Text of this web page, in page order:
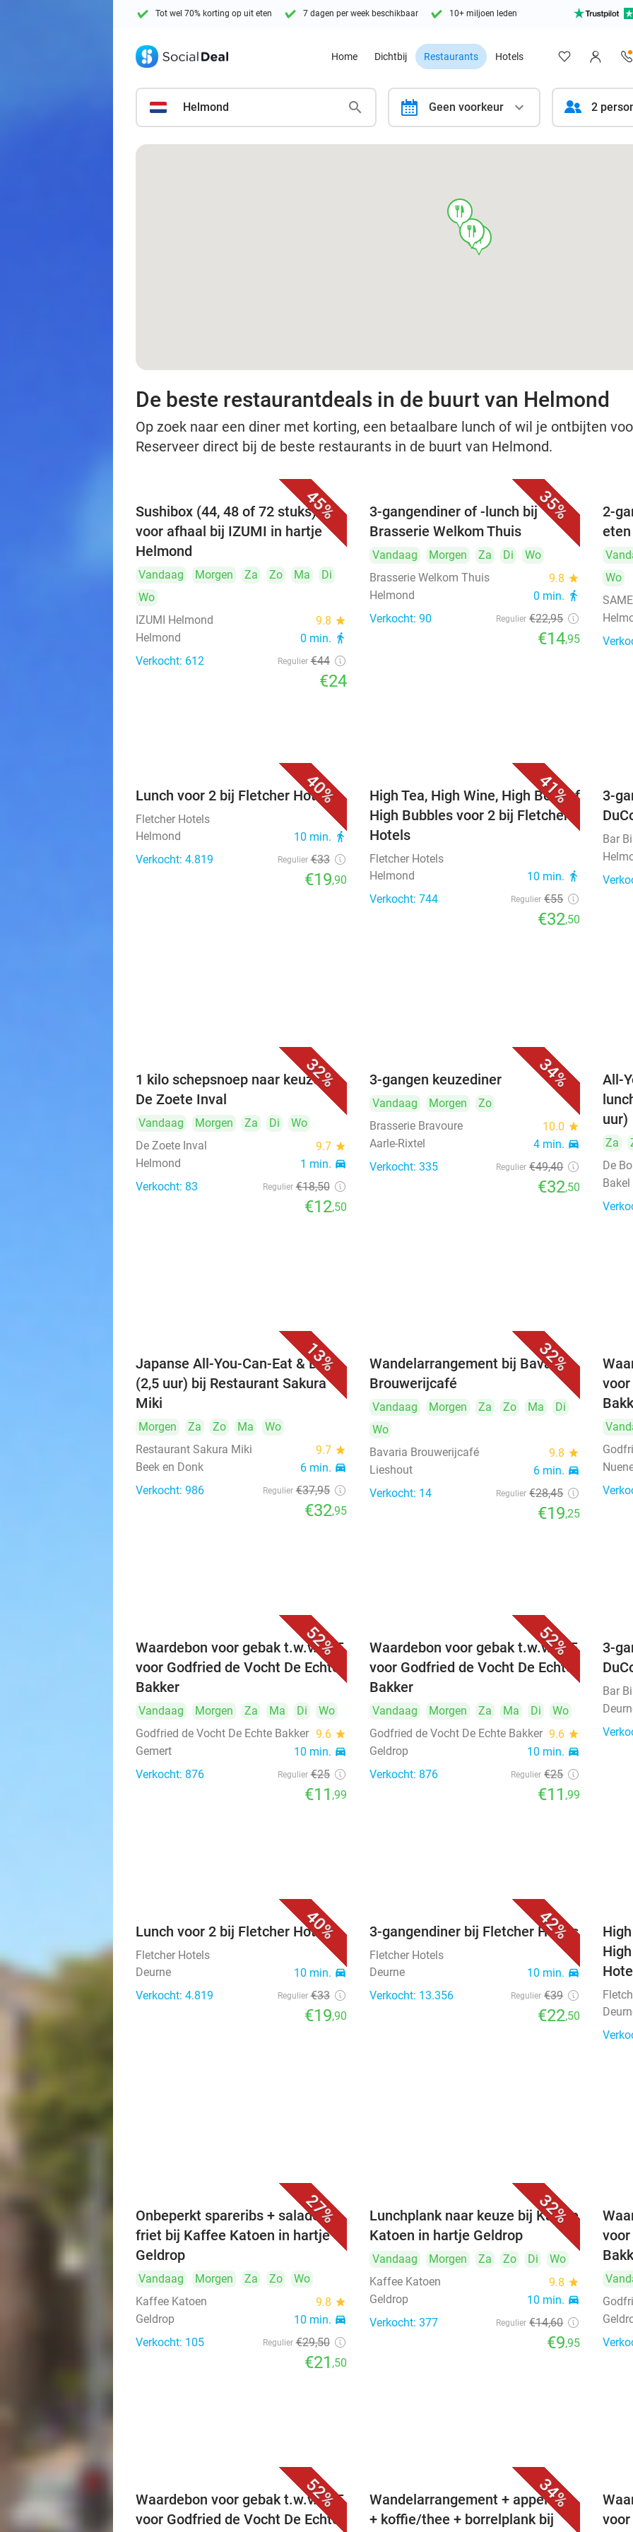
Tot wel 70% korting op uit eten 7 dagen per week beschikbaar 10+ miljoen leden
Home Dichtbij Restaurants Hotels
Helmond calendar Geen voorkeur 2
food
food
food
De beste restaurantdeals in de buurt van Helmond
Op zoek naar een diner met korting, een betaalbare lunch of wil je ontbijten
Reserveer direct bij de beste restaurants in de buurt van Helmond.
45%
Sushibox (44, 48 of 72 stuks)
voor afhaal bij IZUMI in hartje
Helmond
Vandaag Morgen Za Zo Ma
Di
Wo
IZUMI Helmond
9.8 star
Helmond 0 min. directions_walk
Verkocht: 612 Regulier €44
€24
35%
3-gangendiner of -lunch bij
Brasserie Welkom Thuis
Vandaag Morgen Za Di
Wo
Brasserie Welkom Thuis
9.8 star
Helmond 0 min. directions_walk
Verkocht: 90 Regulier €22,95
€14,95
2-
Wo
40%
Lunch voor 2 bij Fletcher Hotels
Fletcher Hotels
Helmond
10 min. directions_walk
Verkocht: 4.819 Regulier €33
€19,90
41%
High Tea, High Wine, High Beer of
High Bubbles voor 2 bij Fletcher
Hotels
Fletcher Hotels
Helmond
10 min. directions_walk
Verkocht: 744 Regulier €55
€32,50
3-
Bar
32%
1 kilo schepsnoep naar keuze bij
De Zoete Inval
Vandaag Morgen Za Di
Wo
De Zoete Inval
9.7 star
Helmond 1 min. directions_car
Verkocht: 83 Regulier €18,50
€12,50
34%
3-gangen keuzediner
Vandaag Morgen
Zo
Brasserie Bravoure
10.0 star
Aarle-Rixtel 4 min. directions_car
Verkocht: 335 Regulier €49,40
€32,50
All-
uur)
Za
De
Bakel
13%
Japanse All-You-Can-Eat & Drink
(2,5 uur) bij Restaurant Sakura
Miki
Morgen Za Zo Ma
Wo
Restaurant Sakura Miki
9.7 star
Beek en Donk 6 min. directions_car
Verkocht: 986 Regulier €37,95
€32,95
32%
Wandelarrangement bij Bavaria
Brouwerijcafé
Vandaag Morgen Za Zo Ma
Di
Wo
Bavaria Brouwerijcafé
9.8 star
Lieshout 6 min. directions_car
Verkocht: 14 Regulier €28,45
€19,25
voor
52%
Waardebon voor gebak t.w.v. €25
voor Godfried de Vocht De Echte
Bakker
Vandaag Morgen Za Ma Di
Wo
Godfried de Vocht De Echte Bakker 9.6 star
Gemert 10 min. directions_car
Verkocht: 876 Regulier €25
€11 ,99
52%
Waardebon voor gebak t.w.v. €25
voor Godfried de Vocht De Echte
Bakker
Vandaag Morgen Za Ma Di
Wo
Godfried de Vocht De Echte Bakker 9.6 star
Geldrop 10 min. directions_car
Verkocht: 876 Regulier €25
€11,99
3-
Bar
40%
Lunch voor 2 bij Fletcher Hotels
Fletcher Hotels
Deurne
10 min. directions_car
Verkocht: 4.819 Regulier €33
€19,90
42%
3-gangendiner bij Fletcher Hotels
Fletcher Hotels
Deurne
10 min. directions_car
Verkocht: 13.356 Regulier €39
€22,50
27%
Onbeperkt spareribs + salade +
friet bij Kaffee Katoen in hartje
Geldrop
Vandaag Morgen Za Zo
Wo
Kaffee Katoen
9.8 star
Geldrop 10 min. directions_car
Verkocht: 105 Regulier €29,50
€21 ,50
32%
Lunchplank naar keuze bij Kaffee
Katoen in hartje Geldrop
Vandaag Morgen Za Zo Di
Wo
Kaffee Katoen
9.8 star
Geldrop 10 min. directions_car
Verkocht: 377 Regulier €14,60
€9,95
voor
52%
Waardebon voor gebak t.w.v. €25
voor Godfried de Vocht De Echte
34%
Wandelarrangement + appelflap
+ koffie/thee + borrelplank bij
voor